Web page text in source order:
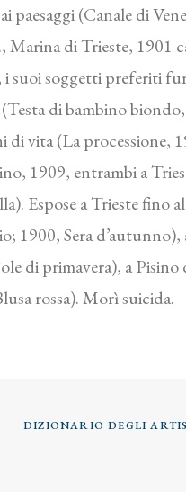
paesaggi (Canale di
Marina di Trieste, 1901
i suoi soggetti preferiti
di bambino
di vita (La processione,
1909, entrambi a
Espose a Trieste fino
1900, Sera d’autunno),
di primavera), a Pisino
rossa). Morì suicida.
DIZIONARIO DEGLI